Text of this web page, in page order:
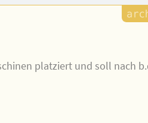
platziert und soll nach